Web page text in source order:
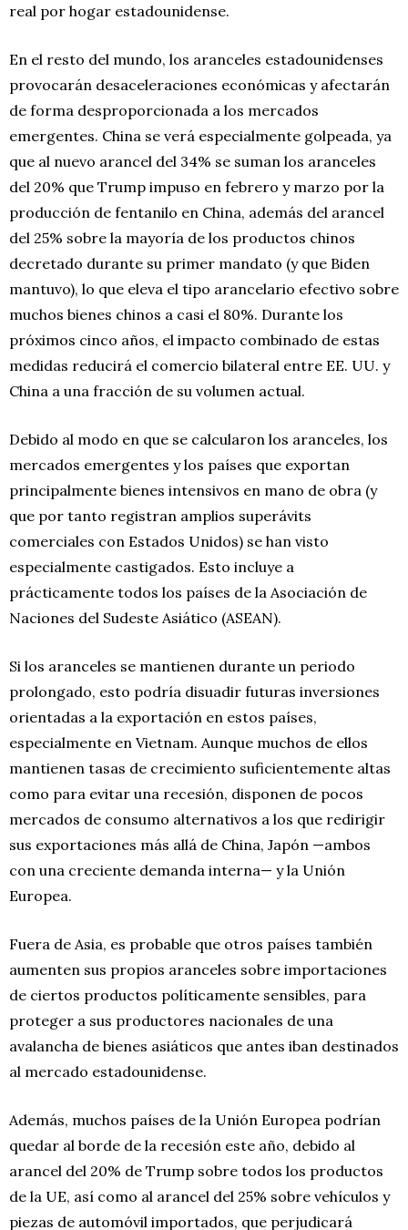
real por hogar estadounidense.
En el resto del mundo, los aranceles estadounidenses
provocarán desaceleraciones económicas y afectarán
de forma desproporcionada a los mercados
emergentes. China se verá especialmente golpeada, ya
que al nuevo arancel del 34% se suman los aranceles
del 20% que Trump impuso en febrero y marzo por la
producción de fentanilo en China, además del arancel
del 25% sobre la mayoría de los productos chinos
decretado durante su primer mandato (y que Biden
mantuvo), lo que eleva el tipo arancelario efectivo sobre
muchos bienes chinos a casi el 80%. Durante los
próximos cinco años, el impacto combinado de estas
medidas reducirá el comercio bilateral entre EE. UU. y
China a una fracción de su volumen actual.
Debido al modo en que se calcularon los aranceles, los
mercados emergentes y los países que exportan
principalmente bienes intensivos en mano de obra (y
que por tanto registran amplios superávits
comerciales con Estados Unidos) se han visto
especialmente castigados. Esto incluye a
prácticamente todos los países de la Asociación de
Naciones del Sudeste Asiático (ASEAN).
Si los aranceles se mantienen durante un periodo
prolongado, esto podría disuadir futuras inversiones
orientadas a la exportación en estos países,
especialmente en Vietnam. Aunque muchos de ellos
mantienen tasas de crecimiento suficientemente altas
como para evitar una recesión, disponen de pocos
mercados de consumo alternativos a los que redirigir
sus exportaciones más allá de China, Japón —ambos
con una creciente demanda interna— y la Unión
Europea.
Fuera de Asia, es probable que otros países también
aumenten sus propios aranceles sobre importaciones
de ciertos productos políticamente sensibles, para
proteger a sus productores nacionales de una
avalancha de bienes asiáticos que antes iban destinados
al mercado estadounidense.
Además, muchos países de la Unión Europea podrían
quedar al borde de la recesión este año, debido al
arancel del 20% de Trump sobre todos los productos
de la UE, así como al arancel del 25% sobre vehículos y
piezas de automóvil importados, que perjudicará